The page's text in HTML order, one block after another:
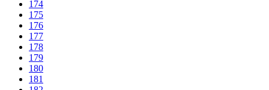
174
175
176
177
178
179
180
181